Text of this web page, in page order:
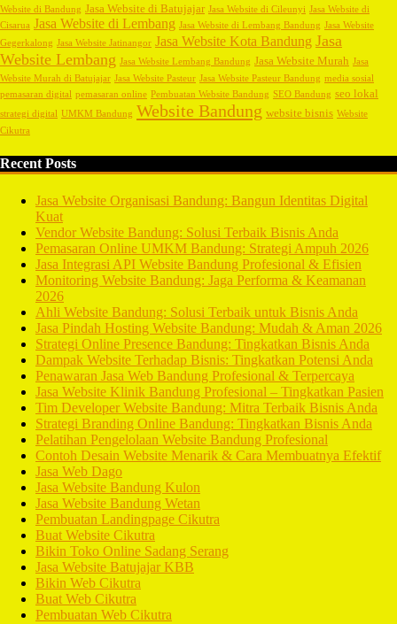
Website di Bandung Jasa Website di Batujajar Jasa Website di Cileunyi Jasa Website di
Cisarua Jasa Website di Lembang Jasa Website di Lembang Bandung Jasa Website
Gegerkalong Jasa Website Jatinangor Jasa Website Kota Bandung Jasa
Website Lembang Jasa Website Lembang Bandung Jasa Website Murah Jasa
Website Murah di Batujajar Jasa Website Pasteur Jasa Website Pasteur Bandung media sosial
pemasaran digital pemasaran online Pembuatan Website Bandung SEO Bandung seo lokal
strategi digital UMKM Bandung Website Bandung website bisnis Website
Cikutra
Recent Posts
Jasa Website Organisasi Bandung: Bangun Identitas Digital
Kuat
Vendor Website Bandung: Solusi Terbaik Bisnis Anda
Pemasaran Online UMKM Bandung: Strategi Ampuh 2026
Jasa Integrasi API Website Bandung Profesional & Efisien
Monitoring Website Bandung: Jaga Performa & Keamanan
2026
Ahli Website Bandung: Solusi Terbaik untuk Bisnis Anda
Jasa Pindah Hosting Website Bandung: Mudah & Aman 2026
Strategi Online Presence Bandung: Tingkatkan Bisnis Anda
Dampak Website Terhadap Bisnis: Tingkatkan Potensi Anda
Penawaran Jasa Web Bandung Profesional & Terpercaya
Jasa Website Klinik Bandung Profesional – Tingkatkan Pasien
Tim Developer Website Bandung: Mitra Terbaik Bisnis Anda
Strategi Branding Online Bandung: Tingkatkan Bisnis Anda
Pelatihan Pengelolaan Website Bandung Profesional
Contoh Desain Website Menarik & Cara Membuatnya Efektif
Jasa Web Dago
Jasa Website Bandung Kulon
Jasa Website Bandung Wetan
Pembuatan Landingpage Cikutra
Buat Website Cikutra
Bikin Toko Online Sadang Serang
Jasa Website Batujajar KBB
Bikin Web Cikutra
Buat Web Cikutra
Pembuatan Web Cikutra